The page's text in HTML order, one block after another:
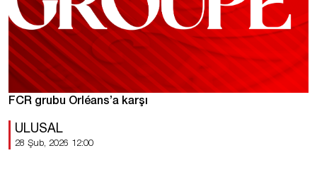
FCR grubu Orléans’a karşı
ULUSAL
28 Şub, 2026 12:00